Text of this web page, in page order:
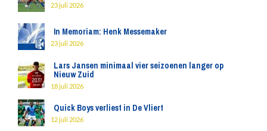
23 juli 2026
In Memoriam: Henk Messemaker
23 juli 2026
Lars Jansen minimaal vier seizoenen langer op
Nieuw Zuid
18 juli 2026
Quick Boys verliest in De Vliert
12 juli 2026